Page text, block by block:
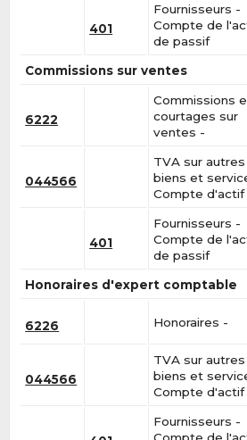
401
Fournisseurs -
Compte de
de passif
Commissions sur ventes
6222
Commissions
courtages sur
ventes -
044566
TVA sur autres
biens et
Compte d'actif
401
Fournisseurs -
Compte de
de passif
Honoraires d'expert comptable
6226 Honoraires -
044566
TVA sur autres
biens et
Compte d'actif
Fournisseurs -
Compte de